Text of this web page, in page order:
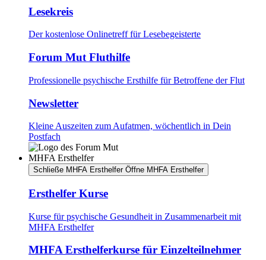
Lesekreis
Der kostenlose Onlinetreff für Lesebegeisterte
Forum Mut Fluthilfe
Professionelle psychische Ersthilfe für Betroffene der Flut
Newsletter
Kleine Auszeiten zum Aufatmen, wöchentlich in Dein
Postfach
MHFA Ersthelfer
Schließe MHFA Ersthelfer Öffne MHFA Ersthelfer
Ersthelfer Kurse
Kurse für psychische Gesundheit in Zusammenarbeit mit
MHFA Ersthelfer
MHFA Ersthelferkurse für Einzelteilnehmer